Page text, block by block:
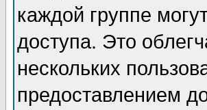
каждой группе
доступа. Это
нескольких
предоставлением